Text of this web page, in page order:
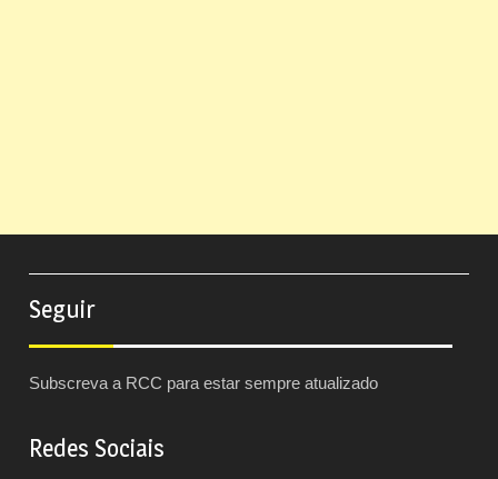
Seguir
Subscreva a RCC para estar sempre atualizado
Redes Sociais